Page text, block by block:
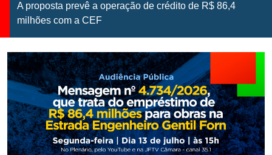
A proposta prevê a operação de crédito de R$ 86,4
milhões com a CEF